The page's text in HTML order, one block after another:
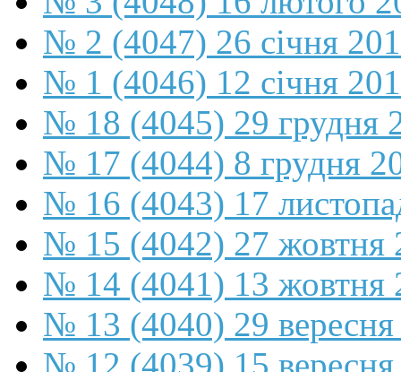
№ 2 (4047) 26 січня
№ 1 (4046) 12 січня
№ 18 (4045) 29 грудня
№ 17 (4044) 8 грудня
№ 16 (4043) 17
№ 15 (4042) 27 жовтня
№ 14 (4041) 13 жовтня
№ 13 (4040) 29